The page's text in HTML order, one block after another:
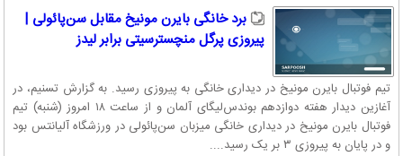
برد خانگی بایرن مونیخ مقابل سن‌پائولی |
پیروزی پرگل منچسترسیتی برابر لیدز
تیم فوتبال بایرن مونیخ در دیداری خانگی به پیروزی رسید. به گزارش تسنیم، در
آغازین دیدار هفته دوازدهم بوندس‌لیگای آلمان و از ساعت ۱۸ امروز (شنبه) تیم
فوتبال بایرن مونیخ در دیداری خانگی میزبان سن‌پائولی در ورزشگاه آلیانتس بود
و در پایان به پیروزی ۳ بر یک رسید....